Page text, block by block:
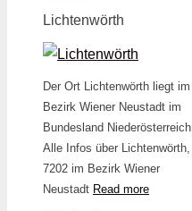
Lichtenwörth
Der Ort Lichtenwörth liegt im
Bezirk Wiener Neustadt im
Bundesland Niederösterreich.
Alle Infos über Lichtenwörth,
7202 im Bezirk Wiener
Neustadt Read more